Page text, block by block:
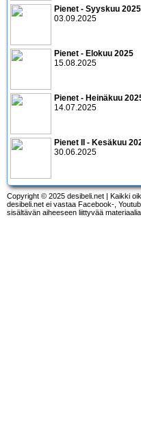
Pienet - Syyskuu 2025
03.09.2025
Pienet - Elokuu 2025
15.08.2025
Pienet - Heinäkuu
14.07.2025
Pienet II - Kesäkuu
30.06.2025
Copyright © 2025 desibeli.net | Kaikki
desibeli.net ei vastaa Facebook-,
sisältävän aiheeseen liittyvää